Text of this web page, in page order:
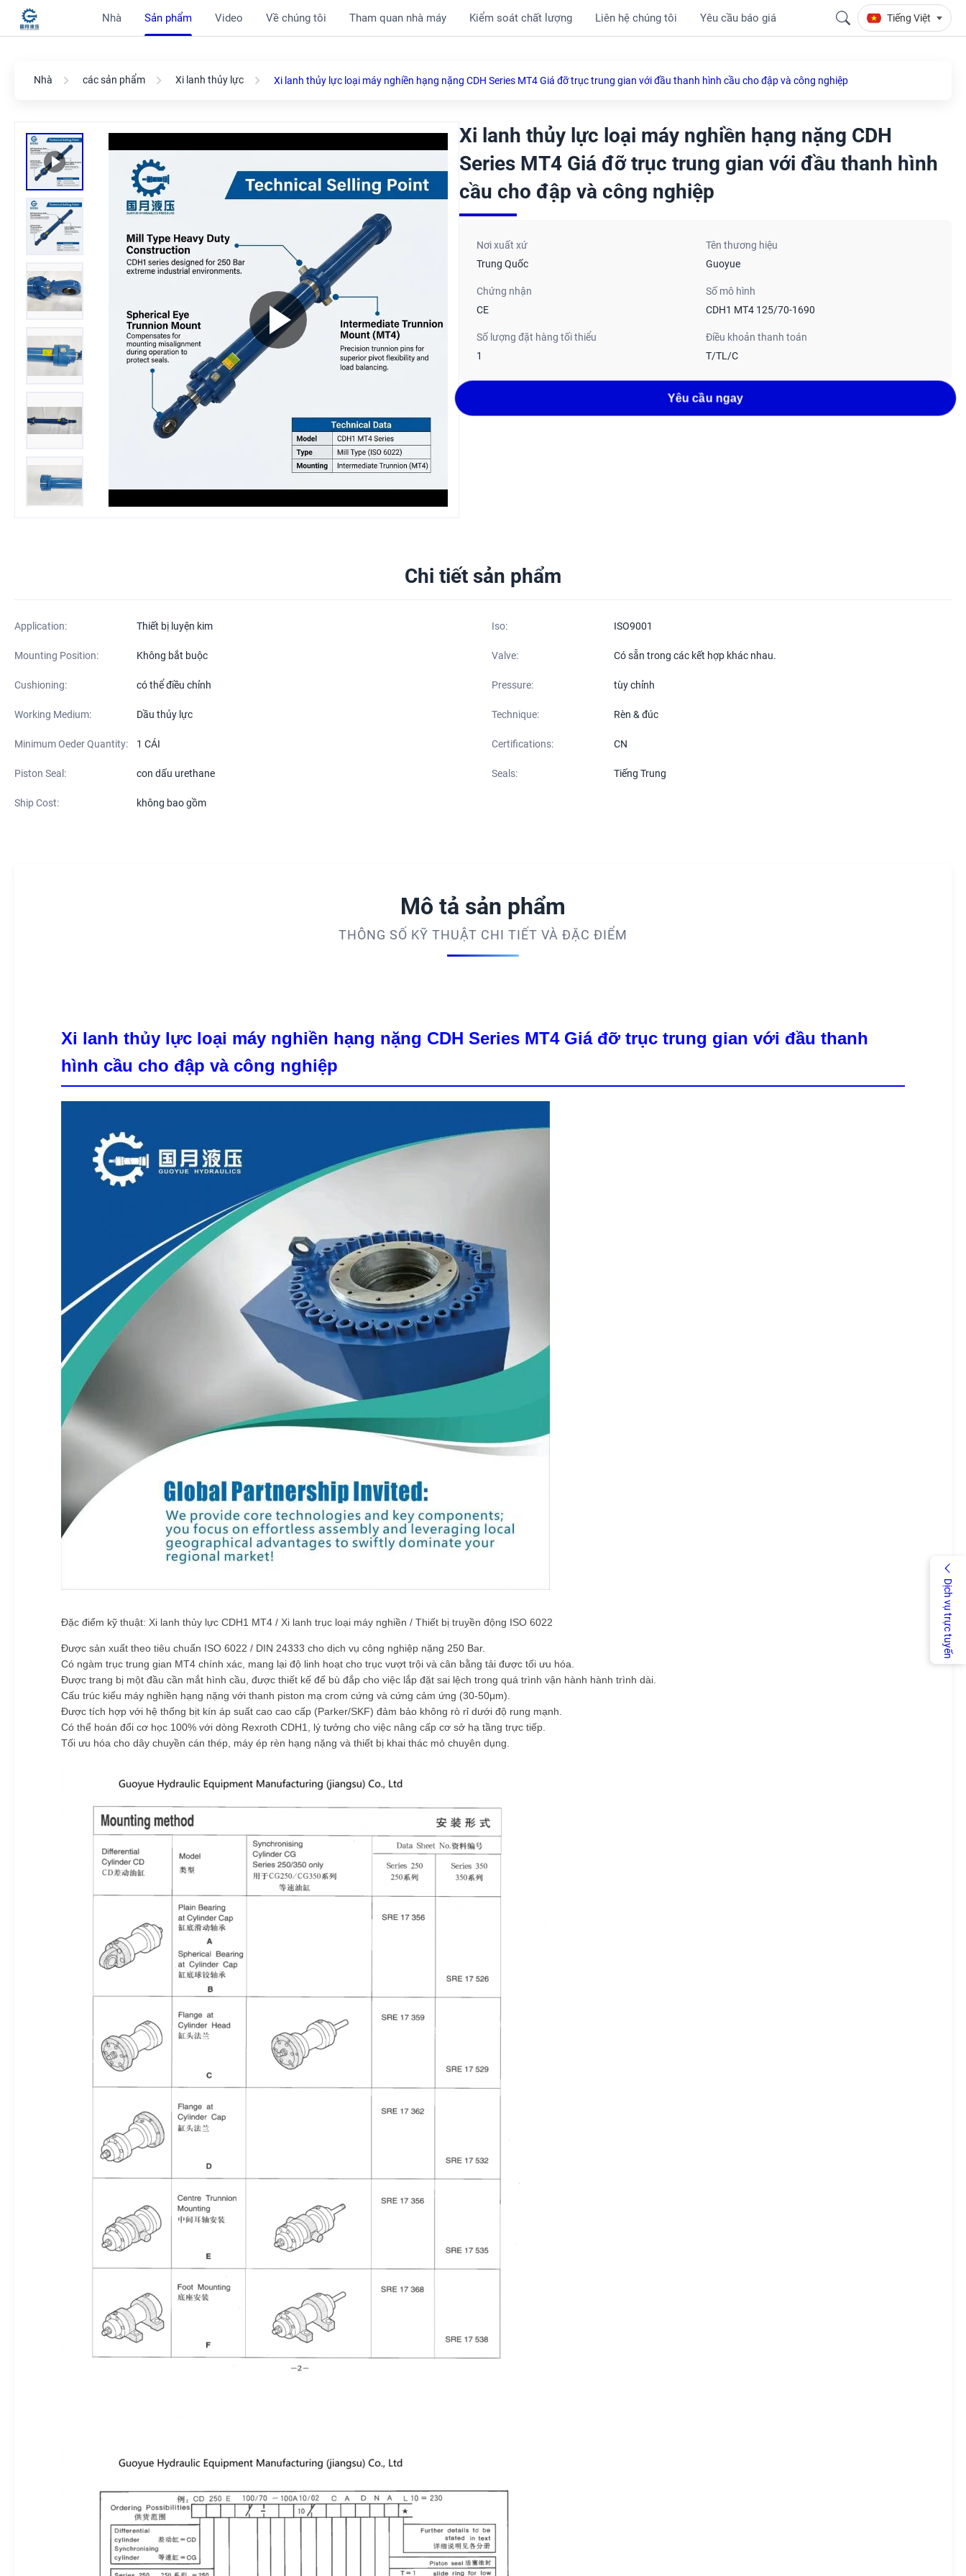
Nhà Sản phẩm Video Về chúng tôi Tham quan nhà máy Kiểm soát chất lượng Liên hệ chúng tôi Yêu cầu báo giá Tiếng Việt
Dịch vụ trực tuyến
Nhà các sản phẩm Xi lanh thủy lực Xi lanh thủy lực loại máy nghiền hạng nặng CDH Series MT4 Giá đỡ trục trung gian với đầu thanh hình cầu cho đập và công nghiệp
Xi lanh thủy lực loại máy nghiền hạng nặng CDH
Series MT4 Giá đỡ trục trung gian với đầu thanh hình
cầu cho đập và công nghiệp
Nơi xuất xứ
Trung Quốc
Tên thương hiệu
Guoyue
Chứng nhận
CE
Số mô hình
CDH1 MT4 125/70-1690
Số lượng đặt hàng tối thiểu
1
Điều khoản thanh toán
T/TL/C
Yêu cầu ngay
Chi tiết sản phẩm
Application: Thiết bị luyện kim Iso: ISO9001
Mounting Position: Không bắt buộc Valve: Có sẵn trong các kết hợp khác nhau.
Cushioning: có thể điều chỉnh Pressure: tùy chỉnh
Working Medium: Dầu thủy lực Technique: Rèn & đúc
Minimum Oeder Quantity: 1 CÁI Certifications: CN
Piston Seal: con dấu urethane Seals: Tiếng Trung
Ship Cost: không bao gồm
Mô tả sản phẩm
THÔNG SỐ KỸ THUẬT CHI TIẾT VÀ ĐẶC ĐIỂM
Xi lanh thủy lực loại máy nghiền hạng nặng CDH Series MT4 Giá đỡ trục trung gian với đầu thanh
hình cầu cho đập và công nghiệp
Đặc điểm kỹ thuật: Xi lanh thủy lực CDH1 MT4 / Xi lanh trục loại máy nghiền / Thiết bị truyền động ISO 6022
Được sản xuất theo tiêu chuẩn ISO 6022 / DIN 24333 cho dịch vụ công nghiệp nặng 250 Bar.
Có ngàm trục trung gian MT4 chính xác, mang lại độ linh hoạt cho trục vượt trội và cân bằng tải được tối ưu hóa.
Được trang bị một đầu cần mắt hình cầu, được thiết kế để bù đắp cho việc lắp đặt sai lệch trong quá trình vận hành hành trình dài.
Cấu trúc kiểu máy nghiền hạng nặng với thanh piston mạ crom cứng và cứng cảm ứng (30-50μm).
Được tích hợp với hệ thống bịt kín áp suất cao cao cấp (Parker/SKF) đảm bảo không rò rỉ dưới độ rung mạnh.
Có thể hoán đổi cơ học 100% với dòng Rexroth CDH1, lý tưởng cho việc nâng cấp cơ sở hạ tầng trực tiếp.
Tối ưu hóa cho dây chuyền cán thép, máy ép rèn hạng nặng và thiết bị khai thác mỏ chuyên dụng.